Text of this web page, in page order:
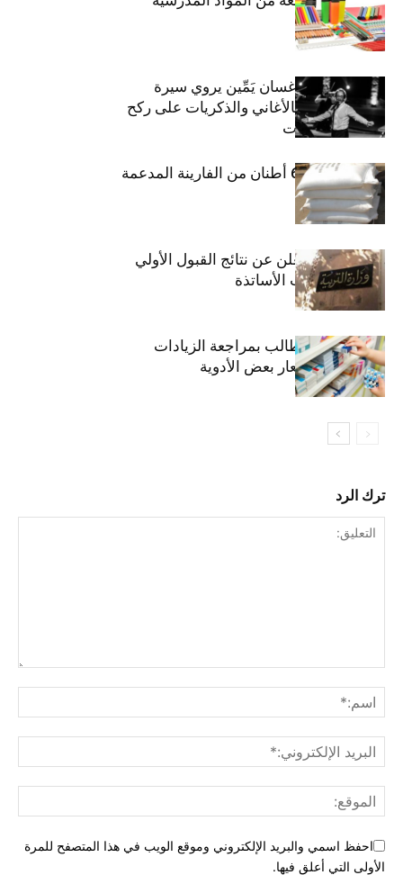
الفنان اللبناني غسان يَمِّين يروي سيرة
شارل أزنافور بالأغاني والذكريات على ركح
مسرح الحمامات
منوبة: حجز 6،3 أطنان من الفارينة المدعمة
وزارة التربية تعلن عن نتائج القبول الأولي
لمناظرة انتداب الأساتذة
اتحاد الشغل يطالب بمراجعة الزيادات
الأخيرة في أسعار بعض الأدوية
ترك الرد
احفظ اسمي والبريد الإلكتروني وموقع الويب في هذا المتصفح للمرة
الأولى التي أعلق فيها.